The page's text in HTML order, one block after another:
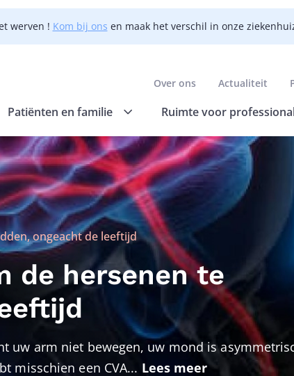
werven ! Kom bij ons en maak het verschil in onze
Over ons Actualiteit
Patiënten en familie Ruimte voor
ongeacht de leeftijd
de hersenen te
uw arm niet bewegen, uw mond is
misschien een CVA... Lees meer